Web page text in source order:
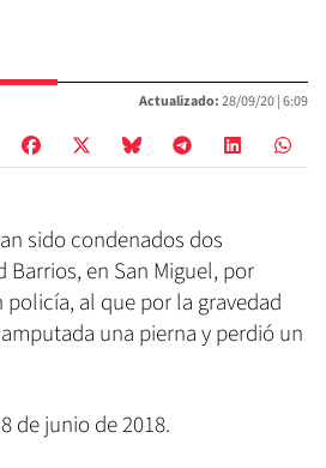
Actualizado:28/09/20 |6:09
sido condenados dos
en San Miguel, por
al que por la gravedad
una pierna y perdió un
de junio de 2018.